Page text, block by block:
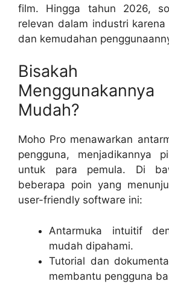
film. Hingga tahun 2026,
relevan dalam industri
dan kemudahan
Bisakah
Mudah?
Moho Pro menawarkan
pengguna, menjadikannya
untuk para pemula. Di
beberapa poin yang
user-friendly software ini:
Antarmuka intuitif
mudah dipahami.
Tutorial dan
membantu pengguna